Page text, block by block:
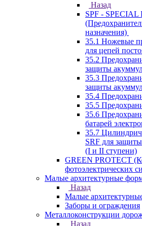
Назад
SPF - SPECIAL
назначения)
35.1 Ножевые
для цепей
35.2
защиты
35.3
защиты
35.4
35.5
35.6
батарей
35.7
SRF для
(I и II ступени)
GREEN PROTECT
фотоэлектрических
Малые архитектурные
Назад
Малые
Заборы и ограждения
Металлоконструкции
Назад